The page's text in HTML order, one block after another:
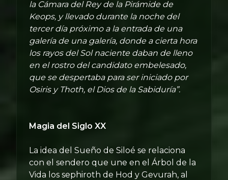
la Cámara del Rey de la Pirámide de
Keops, y llevado durante la noche del
tercer día próximo a la entrada de una
galería de una galería, donde a cierta hora
los rayos del Sol naciente daban de lleno
en el rostro del candidato embelesado,
que se despertaba para ser iniciado por
Osiris y Thoth, el Dios de la Sabiduría”.
Magia del Siglo XX
La idea del Sueño de Siloé se relaciona
con el sendero que une en el Árbol de la
Vida los sephiroth de Hod y Gevurah, al